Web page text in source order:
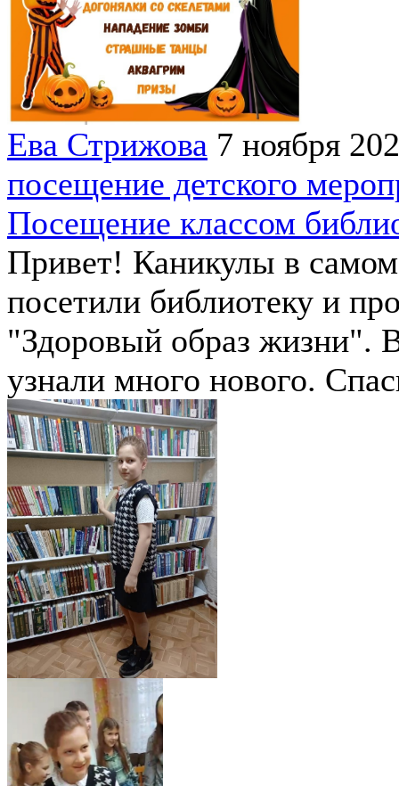
Ева Стрижова 7 ноября
посещение детского
Посещение классом
Привет! Каникулы в
посетили библиотеку и
"Здоровый образ жизни".
узнали много нового.